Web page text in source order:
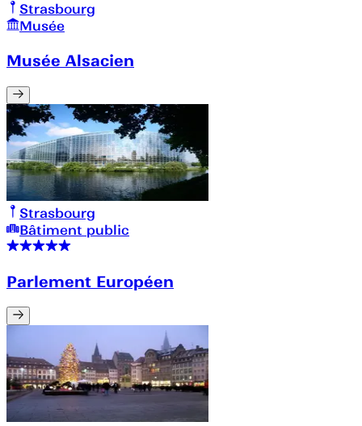
Strasbourg
Musée
Musée Alsacien
Strasbourg
Bâtiment public
Parlement Européen